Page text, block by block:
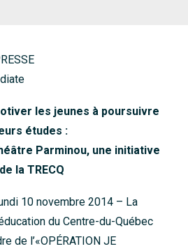
les jeunes à poursuivre
études :
Parminou, une initiative
de la TRECQ
10 novembre 2014 – La
du Centre-du-Québec
de l’«OPÉRATION JE